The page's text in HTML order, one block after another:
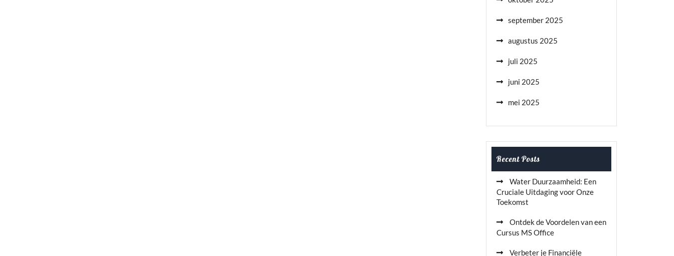
september 2025
augustus 2025
juli 2025
juni 2025
mei 2025
Recent Posts
Water Duurzaamheid: Een
Cruciale Uitdaging voor Onze
Toekomst
Ontdek de Voordelen van een
Cursus MS Office
Verbeter je Financiële